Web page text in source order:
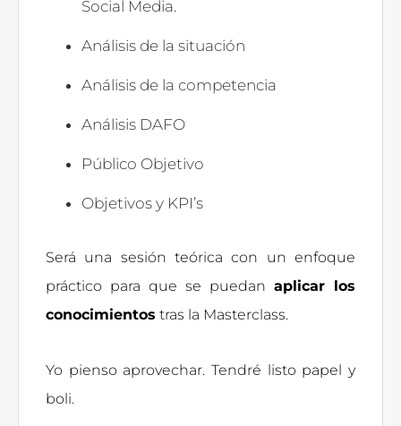
Social Media.
Análisis de la situación
Análisis de la competencia
Análisis DAFO
Público Objetivo
Objetivos y KPI’s
Será una sesión teórica con un enfoque
práctico para que se puedan aplicar los
conocimientos tras la Masterclass.
Yo pienso aprovechar. Tendré listo papel y
boli.